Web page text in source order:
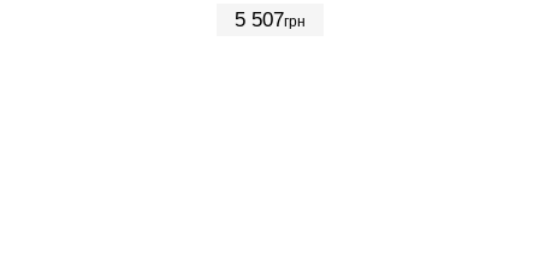
5 507грн